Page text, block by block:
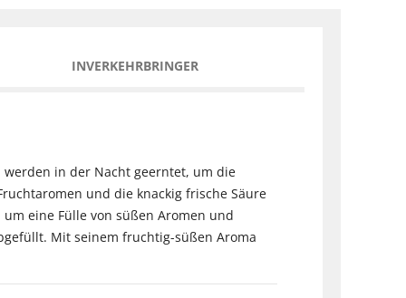
INVERKEHRBRINGER
werden in der Nacht geerntet, um die
und die knackig frische Säure
eine Fülle von süßen Aromen und
Mit seinem fruchtig-süßen Aroma